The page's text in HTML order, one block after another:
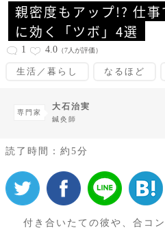
親密度もアップ!? 仕
に効く「ツボ」4選
1 4.0 （7人が評価）
生活／暮らし なるほど
専門家
大石治実
鍼灸師
読了時間：約5分
付き合いたての彼や、合コ